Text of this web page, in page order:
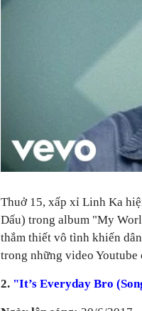
Thuở 15, xấp xỉ Linh Ka
Dấu) trong album "My
thắm thiết vô tình khiến
trong những video
2. "It’s Everyday Bro